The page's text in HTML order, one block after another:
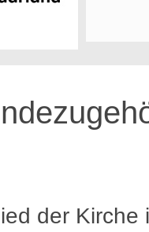
der Kirche